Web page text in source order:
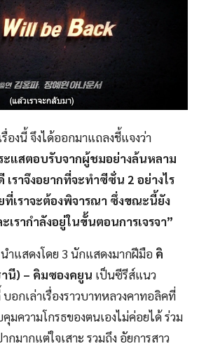
องนี้ จึงได้ออกมาแถลงชี้แจงว่า
ระแสตอบรับจากผู้ชมอย่างล้นหลาม
ราจึงอยากที่จะทำซีซั่น 2 อย่างไร
ที่เราจะต้องพิจารณา ซึ่งขณะนี้ยัง
รากำลังอยู่ในขั้นตอนการเจรจา”
นำแสดงโดย 3 นักแสดงมากฝีมือ คิ
นี) – คิมซองคยูน เป็นซีรีส์แนว
อกเล่าเรื่องราวบาทหลวงคาทอลิคที่
มความโกรธของตนเองไม่ค่อยได้ ร่วม
มากแต่ใจเสาะ รวมถึง อัยการสาว